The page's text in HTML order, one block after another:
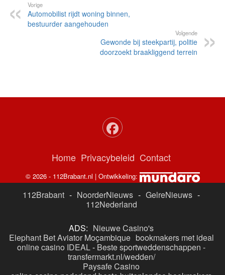
Vorige
Automobilist rijdt woning binnen,
bestuurder aangehouden
Volgende
Gewonde bij steekpartij, politie
doorzoekt braakliggend terrein
Home Privacybeleid Contact
© 2026 - 112Brabant.nl | Ontwikkeling:
112Brabant - NoorderNieuws - GelreNieuws -
112Nederland
ADS: Nieuwe Casino's
Elephant Bet Aviator Moçambique bookmakers met ideal
online casino IDEAL- Beste sportweddenschappen -
transfermarkt.nl/wedden/
Paysafe Casino